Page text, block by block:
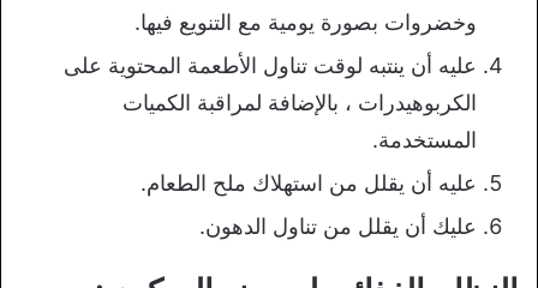
وخضروات بصورة يومية مع التنويع فيها.
عليه أن ينتبه لوقت تناول الأطعمة المحتوية على
الكربوهيدرات ، بالإضافة لمراقبة الكميات
المستخدمة.
عليه أن يقلل من استهلاك ملح الطعام.
عليك أن يقلل من تناول الدهون.